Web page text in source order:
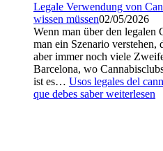
Legale Verwendung von
wissen müssen02/05/2026
Wenn man über den legalen
man ein Szenario
aber immer noch viele
Barcelona, wo
ist es… Usos legales del
que debes saberweiterlesen